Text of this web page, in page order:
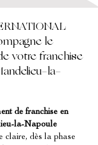
le
votre franchise
la-
de franchise en
la-Napoule
claire, dès la phase